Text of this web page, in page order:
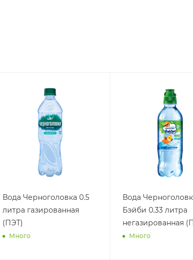
Вода Черноголовка 0.5
литра газированная
(ПЭТ)
Много
Вода
Бэйби 0.33 литра
негазированная
Много